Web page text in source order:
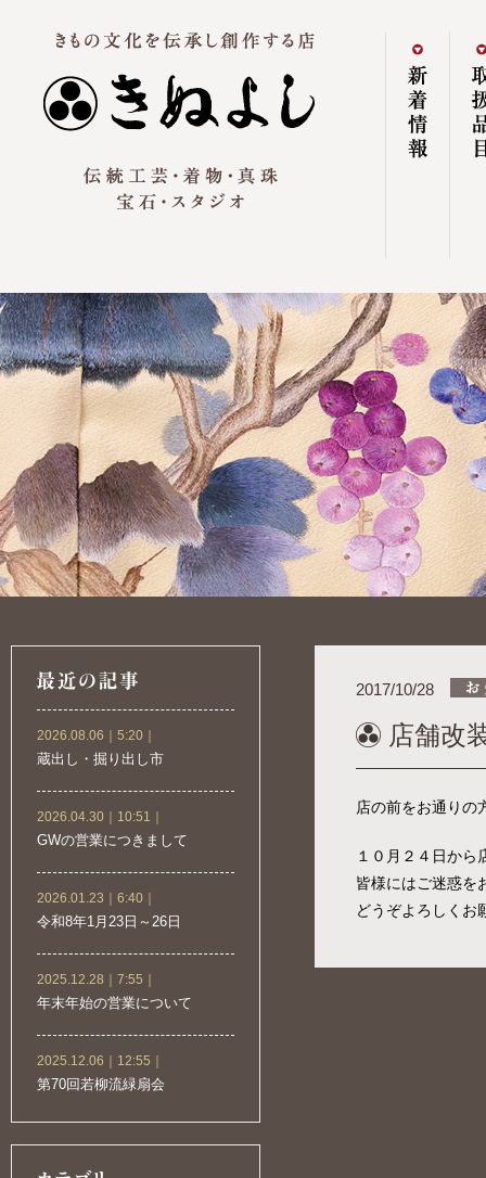
2026.08.06｜5:20｜
蔵出し・掘り出し市
2026.04.30｜10:51｜
GWの営業につきまして
2026.01.23｜6:40｜
令和8年1月23日～26日
2025.12.28｜7:55｜
年末年始の営業について
2025.12.06｜12:55｜
第70回若柳流緑扇会
2017/10/28
店舗改
店の前をお通りの
１０月２４日から
皆様にはご迷惑を
どうぞよろしくお